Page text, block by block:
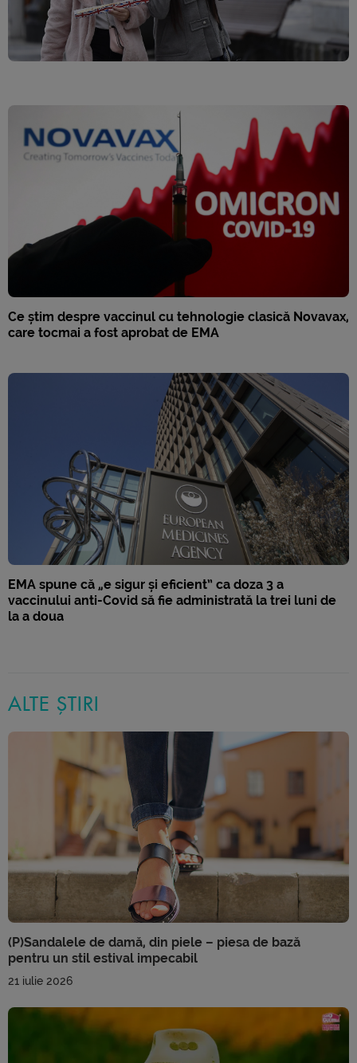
Ce știm despre vaccinul cu tehnologie clasică Novavax,
care tocmai a fost aprobat de EMA
EMA spune că „e sigur și eficient” ca doza 3 a
vaccinului anti-Covid să fie administrată la trei luni de
la a doua
ALTE ȘTIRI
(P)Sandalele de damă, din piele – piesa de bază
pentru un stil estival impecabil
21 iulie 2026